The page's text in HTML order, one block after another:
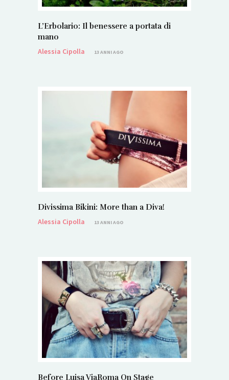
L’Erbolario: Il benessere a portata di
mano
Alessia Cipolla
13 ANNI AGO
Divissima Bikini: More than a Diva!
Alessia Cipolla
13 ANNI AGO
Before Luisa ViaRoma On Stage